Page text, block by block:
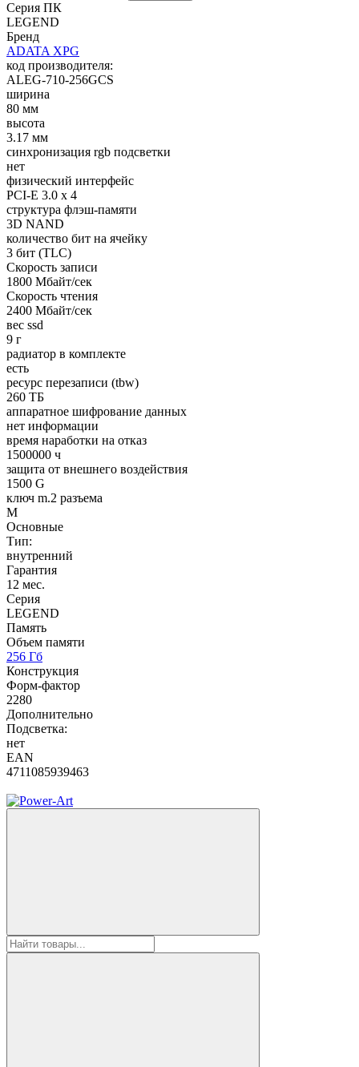
Серия ПК
LEGEND
Бренд
ADATA XPG
код производителя:
ALEG-710-256GCS
ширина
80 мм
высота
3.17 мм
синхронизация rgb подсветки
нет
физический интерфейс
PCI-E 3.0 x 4
структура флэш-памяти
3D NAND
количество бит на ячейку
3 бит (TLC)
Cкорость записи
1800 Мбайт/сек
Cкорость чтения
2400 Мбайт/сек
вес ssd
9 г
радиатор в комплекте
есть
ресурс перезаписи (tbw)
260 ТБ
аппаратное шифрование данных
нет информации
время наработки на отказ
1500000 ч
защита от внешнего воздействия
1500 G
ключ m.2 разъема
M
Основные
Тип:
внутренний
Гарантия
12 мес.
Серия
LEGEND
Память
Объем памяти
256 Гб
Конструкция
Форм-фактор
2280
Дополнительно
Подсветка:
нет
EAN
4711085939463